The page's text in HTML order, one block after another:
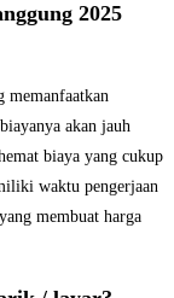
2025
memanfaatkan
akan jauh
biaya yang cukup
waktu pengerjaan
membuat harga